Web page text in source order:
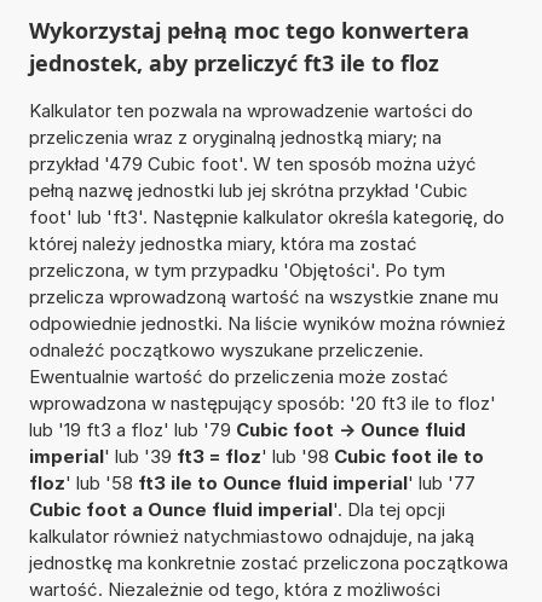
Wykorzystaj pełną moc tego konwertera
jednostek, aby przeliczyć ft3 ile to floz
Kalkulator ten pozwala na wprowadzenie wartości do
przeliczenia wraz z oryginalną jednostką miary; na
przykład '479 Cubic foot'. W ten sposób można użyć
pełną nazwę jednostki lub jej skrótna przykład 'Cubic
foot' lub 'ft3'. Następnie kalkulator określa kategorię, do
której należy jednostka miary, która ma zostać
przeliczona, w tym przypadku 'Objętości'. Po tym
przelicza wprowadzoną wartość na wszystkie znane mu
odpowiednie jednostki. Na liście wyników można również
odnaleźć początkowo wyszukane przeliczenie.
Ewentualnie wartość do przeliczenia może zostać
wprowadzona w następujący sposób: '20 ft3 ile to floz'
lub '19 ft3 a floz' lub '79 Cubic foot -> Ounce fluid
imperial' lub '39 ft3 = floz' lub '98 Cubic foot ile to
floz' lub '58 ft3 ile to Ounce fluid imperial' lub '77
Cubic foot a Ounce fluid imperial'. Dla tej opcji
kalkulator również natychmiastowo odnajduje, na jaką
jednostkę ma konkretnie zostać przeliczona początkowa
wartość. Niezależnie od tego, która z możliwości